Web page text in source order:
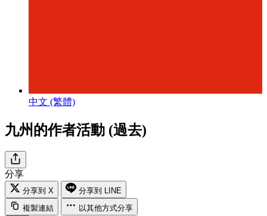
中文 (繁體)
九州的作者活動 (過去)
分享
分享到 X
分享到 LINE
複製連結
以其他方式分享